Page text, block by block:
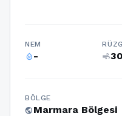
NEM
humidity_percentage- air
BÖLGE
publicMarmara Bölgesi